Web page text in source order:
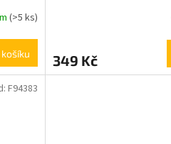
(>5 ks)
košíku 349 Kč
F94383